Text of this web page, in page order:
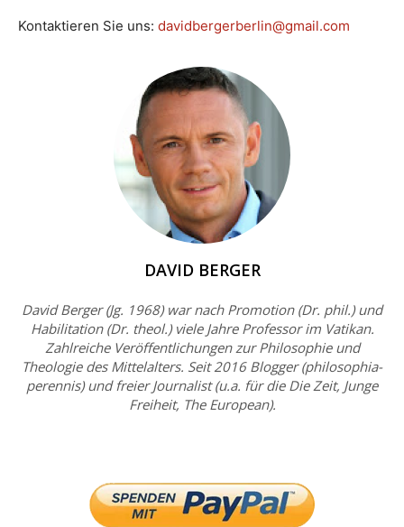
Kontaktieren Sie uns: davidbergerberlin@gmail.com
DAVID BERGER
David Berger (Jg. 1968) war nach Promotion (Dr. phil.) und
Habilitation (Dr. theol.) viele Jahre Professor im Vatikan.
Zahlreiche Veröffentlichungen zur Philosophie und
Theologie des Mittelalters. Seit 2016 Blogger (philosophia-
perennis) und freier Journalist (u.a. für die Die Zeit, Junge
Freiheit, The European).